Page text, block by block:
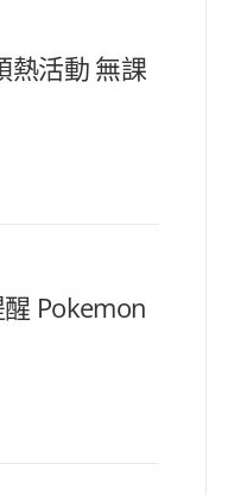
熱活動 無課
Pokemon